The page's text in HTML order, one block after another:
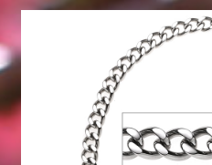
Beispiel-Seite
Datenschutz
Geschenke zu Ostern 2023
Geschenke zu Ostern 2024